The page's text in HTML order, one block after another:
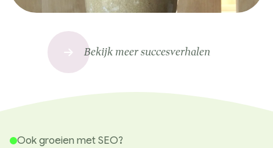
Bekijk meer succesverhalen
Ook groeien met SEO?